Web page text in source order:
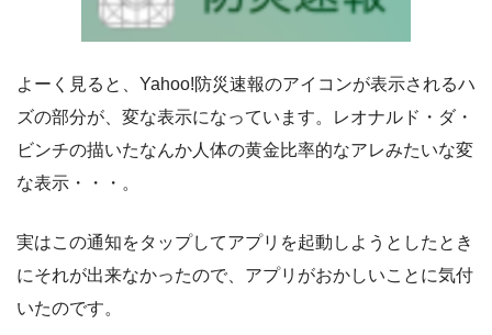
よーく見ると、Yahoo!防災速報のアイコンが表示されるハ
ズの部分が、変な表示になっています。レオナルド・ダ・
ビンチの描いたなんか人体の黄金比率的なアレみたいな変
な表示・・・。
実はこの通知をタップしてアプリを起動しようとしたとき
にそれが出来なかったので、アプリがおかしいことに気付
いたのです。